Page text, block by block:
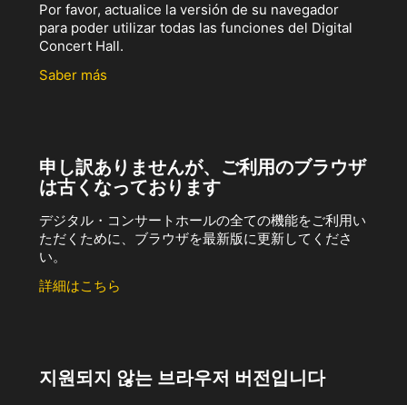
Por favor, actualice la versión de su navegador
para poder utilizar todas las funciones del Digital
Concert Hall.
Saber más
申し訳ありませんが、ご利用のブラウザ
は古くなっております
デジタル・コンサートホールの全ての機能をご利用い
ただくために、ブラウザを最新版に更新してくださ
い。
詳細はこちら
지원되지 않는 브라우저 버전입니다